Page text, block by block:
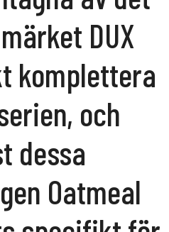
DUX
komplettera
och
dessa
Oatmeal